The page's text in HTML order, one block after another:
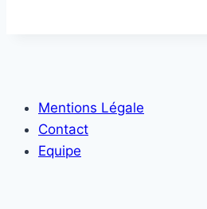
Mentions Légale
Contact
Equipe